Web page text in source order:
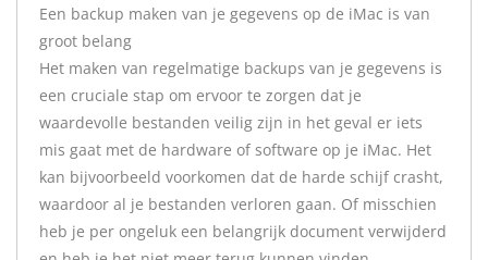
Een backup maken van je gegevens op de iMac is van
groot belang
Het maken van regelmatige backups van je gegevens is
een cruciale stap om ervoor te zorgen dat je
waardevolle bestanden veilig zijn in het geval er iets
mis gaat met de hardware of software op je iMac. Het
kan bijvoorbeeld voorkomen dat de harde schijf crasht,
waardoor al je bestanden verloren gaan. Of misschien
heb je per ongeluk een belangrijk document verwijderd